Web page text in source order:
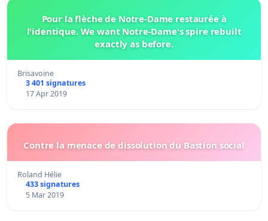
Pour la flèche de Notre-Dame restaurée à
l'identique. We want Notre-Dame's spire rebuilt
exactly as before.
Brisavoine
3 401 signatures
17 Apr 2019
Contre la menace de dissolution du Bastion social
Roland Hélie
433 signatures
5 Mar 2019